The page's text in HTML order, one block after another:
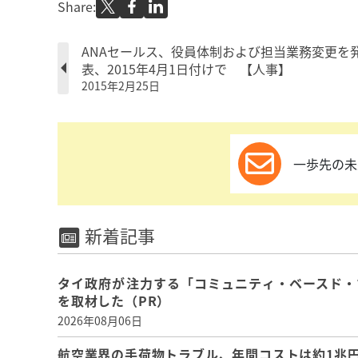
Share:
ANAセールス、役員体制および担当業務変更を
表、2015年4月1日付けで 【人事】
2015年2月25日
一歩先の
新着記事
タイ政府が注力する「コミュニティ・ベース
を取材した（PR）
2026年08月06日